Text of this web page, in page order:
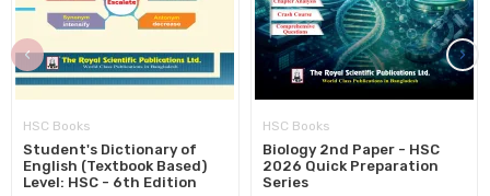
HSC Books
Student's Dictionary of
English (Textbook Based)
Level: HSC - 6th Edition
HSC Books
Biology 2nd Paper - HSC
2026 Quick Preparation
Series
‹ ›